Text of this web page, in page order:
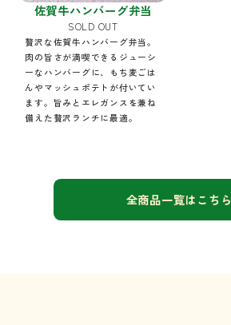
佐賀牛ハンバーグ弁当
SOLD OUT
贅沢な佐賀牛ハンバーグ弁当。
肉の旨さが満喫できるジューシ
ーなハンバーグに、もち麦ごは
んやマッシュポテトが付いてい
ます。旨みとエレガンスを兼ね
備えた贅沢ランチに最適。
全商品一覧はこちら